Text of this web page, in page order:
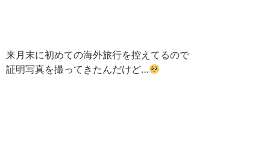
来月末に初めての海外旅行を控えてるので
証明写真を撮ってきたんだけど…